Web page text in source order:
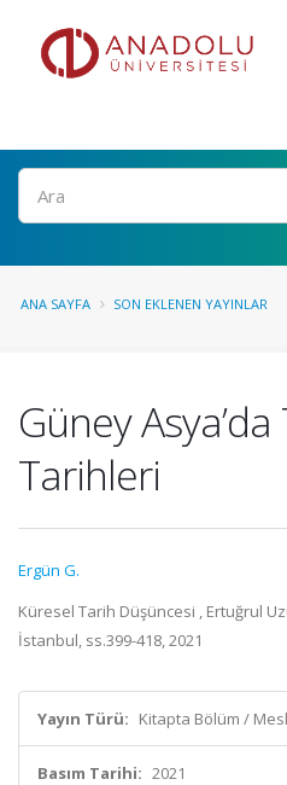
Ara
ANA SAYFA SON EKLENEN YAYINLAR
Güney
Tarihleri
Ergün G.
Küresel Tarih Düşüncesi , Ertuğrul
İstanbul, ss.399-418, 2021
Yayın Türü: Kitapta Bölüm /
Basım Tarihi: 2021